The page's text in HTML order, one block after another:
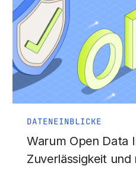
DATENEINBLICKE
Warum Open Data
Zuverlässigkeit und